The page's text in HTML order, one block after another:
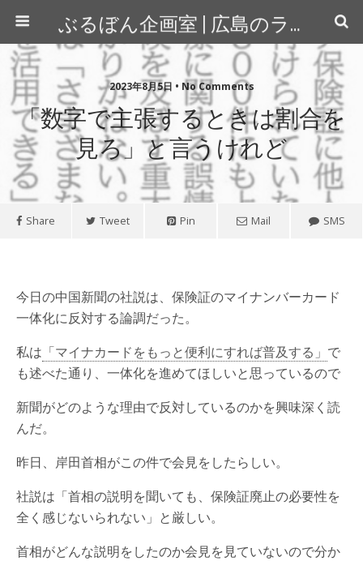
ぶるぼん企画室 | 広島のライター＆カメラマン
2023年8月5日 • No Comments
「数字で主張するときは割合を
見ろ」と言うけれど
Share Tweet Pin Mail SMS
今日の中国新聞の社説は、保険証のマイナンバーカード
一体化に反対する論調だった。
私は 「マイナカードをもっと便利にすれば普及する」 で
も述べた通り、一体化を進めてほしいと思っているので
新聞がどのような理由で反対しているのかを興味深く読
んだ。
昨日、岸田首相がこの件で会見をしたらしい。
社説は「首相の説明を聞いても、保険証廃止の必要性を
全く感じないられない」と厳しい。
首相がどんな説明をしたのか会見を見ていないので分か